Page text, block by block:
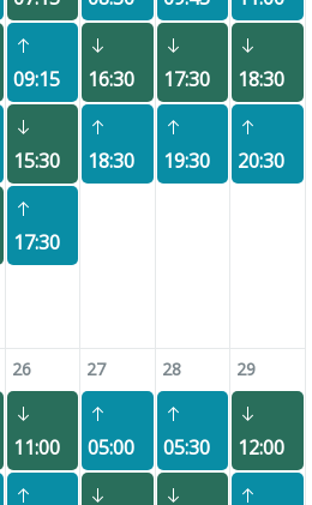
09:15
15:30
17:30
16:30
18:30
17:30
19:30
18:30
20:30
26
11:00
27
05:00
28
05:30
29
12:00